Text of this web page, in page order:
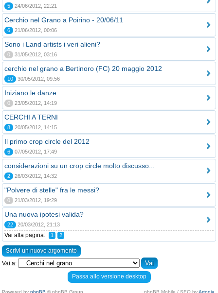
5 24/06/2012, 22:21
Cerchio nel Grano a Poirino - 20/06/11
6 21/06/2012, 00:06
Sono i Land artists i veri alieni?
0 31/05/2012, 03:16
cerchio nel grano a Bertinoro (FC) 20 maggio 2012
10 30/05/2012, 09:56
Iniziano le danze
0 23/05/2012, 14:19
CERCHI A TERNI
8 20/05/2012, 14:15
Il primo crop circle del 2012
6 07/05/2012, 17:49
considerazioni su un crop circle molto discusso...
2 26/03/2012, 14:32
"Polvere di stelle" fra le messi?
0 21/03/2012, 19:29
Una nuova ipotesi valida?
22 20/03/2012, 21:13
Vai alla pagina: 1 2
Scrivi un nuovo argomento
Vai a:
Passa allo versione desktop
Powered by phpBB © phpBB Group. phpBB Mobile / SEO byArtodia